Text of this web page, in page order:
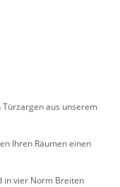
aus unserem
Ihren Räumen einen
in vier Norm Breiten